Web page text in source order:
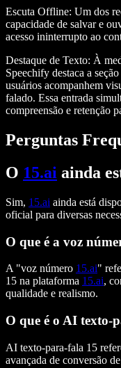
Escuta Offline: Um dos
capacidade de salvar e
acesso ininterrupto ao
Destaque de Texto: À
Speechify destaca a
usuários acompanhem
falado. Essa entrada
compreensão e retenção
Perguntas
O 15.ai ainda
Sim, 15.ai ainda está
oficial para diversas
O que é a voz
A "voz número 15.ai"
15 na plataforma 15.ai,
qualidade e realismo.
O que é o AI texto-
AI texto-para-fala 15
avançada de conversão